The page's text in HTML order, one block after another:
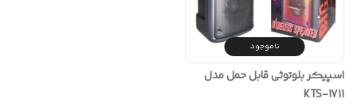
ناموجود
اسپیکر بلوتوثی قابل حمل مدل
KTS-1711